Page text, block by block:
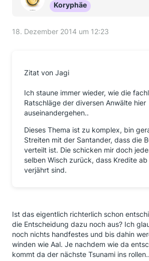
Koryphäe
18. Dezember 2014 um 12:23
Zitat von Jagi
Ich staune immer wieder, wie die
Ratschläge der diversen Anwälte hier
auseinandergehen..
Dieses Thema ist zu komplex, bin
Streiten mit der Santander, dass die
verteilt ist. Die schicken mir doch
selben Wisch zurück, dass Kredite
verjährt sind.
Ist das eigentlich richterlich schon
die Entscheidung dazu noch aus? Ich
noch nichts handfestes und bis dahin
winden wie Aal. Je nachdem wie da
kommt da der nächste Tsunami ins